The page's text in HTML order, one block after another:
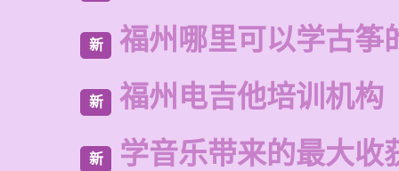
新 福州哪里可以学古筝
新 福州电吉他培训机构
新 学音乐带来的最大收